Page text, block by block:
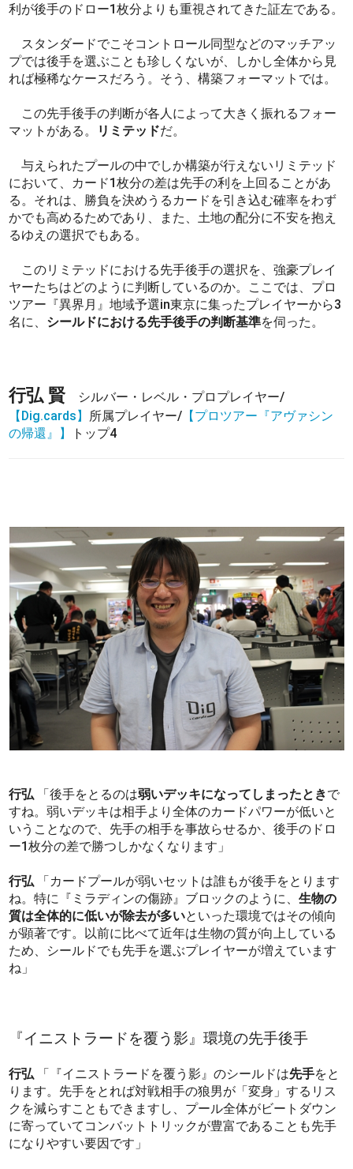
利が後手のドロー1枚分よりも重視されてきた証左である。
スタンダードでこそコントロール同型などのマッチアッ
プでは後手を選ぶことも珍しくないが、しかし全体から見
れば極稀なケースだろう。そう、構築フォーマットでは。
この先手後手の判断が各人によって大きく振れるフォー
マットがある。
リミテッドだ。
与えられたプールの中でしか構築が行えないリミテッド
において、カード1枚分の差は先手の利を上回ることがあ
る。それは、勝負を決めうるカードを引き込む確率をわず
かでも高めるためであり、また、土地の配分に不安を抱え
るゆえの選択でもある。
このリミテッドにおける先手後手の選択を、強豪プレイ
ヤーたちはどのように判断しているのか。ここでは、プロ
ツアー『異界月』地域予選in東京に集ったプレイヤーから3
名に、 シールドにおける先手後手の判断基準を伺った。
行弘 賢 シルバー・レベル・プロプレイヤー/
【Dig.cards】 所属プレイヤー/ 【プロツアー『アヴァシン
の帰還』】
トップ4
行弘 「後手をとるのは弱いデッキになってしまったときで
すね。弱いデッキは相手より全体のカードパワーが低いと
いうことなので、先手の相手を事故らせるか、後手のドロ
ー1枚分の差で勝つしかなくなります」
行弘 「カードプールが弱いセットは誰もが後手をとります
ね。特に『ミラディンの傷跡』ブロックのように、生物の
質は全体的に低いが除去が多いといった環境ではその傾向
が顕著です。以前に比べて近年は生物の質が向上している
ため、シールドでも先手を選ぶプレイヤーが増えています
ね」
『イニストラードを覆う影』環境の先手後手
行弘 「『イニストラードを覆う影』のシールドは先手をと
ります。先手をとれば対戦相手の狼男が「変身」するリス
クを減らすこともできますし、プール全体がビートダウン
に寄っていてコンバットトリックが豊富であることも先手
になりやすい要因です」